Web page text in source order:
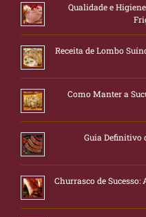
Qualidade e
Receita de Lombo
Como Manter a
Guia Definitivo
Churrasco de